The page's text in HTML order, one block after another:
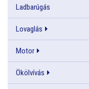
Ladbarúgás
Lovaglás
Motor
Ökölvívás